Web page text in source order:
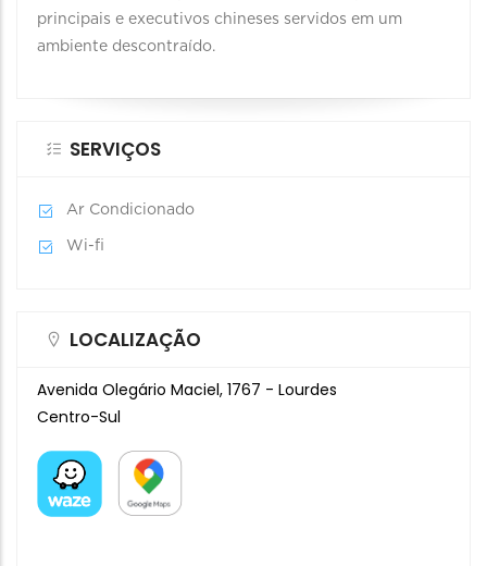
principais e executivos chineses servidos em um
ambiente descontraído.
SERVIÇOS
Ar Condicionado
Wi-fi
LOCALIZAÇÃO
Avenida Olegário Maciel, 1767 - Lourdes
Centro-Sul